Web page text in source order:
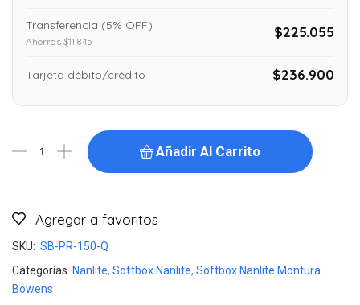
Transferencia (5% OFF)
Ahorras $11.845
$225.055
Tarjeta débito/crédito $236.900
Añadir Al Carrito
Agregar a favoritos
SKU: SB-PR-150-Q
Categorías Nanlite, Softbox Nanlite, Softbox Nanlite Montura
Bowens